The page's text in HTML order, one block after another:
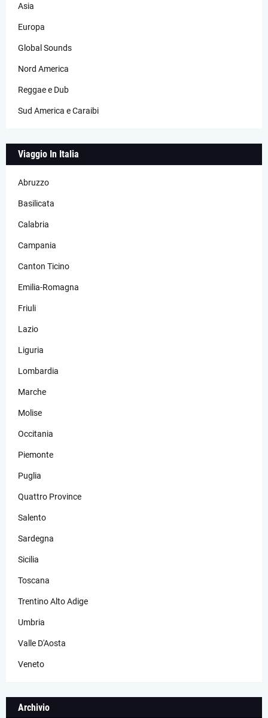
Asia
Europa
Global Sounds
Nord America
Reggae e Dub
Sud America e Caraibi
Viaggio In Italia
Abruzzo
Basilicata
Calabria
Campania
Canton Ticino
Emilia-Romagna
Friuli
Lazio
Liguria
Lombardia
Marche
Molise
Occitania
Piemonte
Puglia
Quattro Province
Salento
Sardegna
Sicilia
Toscana
Trentino Alto Adige
Umbria
Valle D'Aosta
Veneto
Archivio